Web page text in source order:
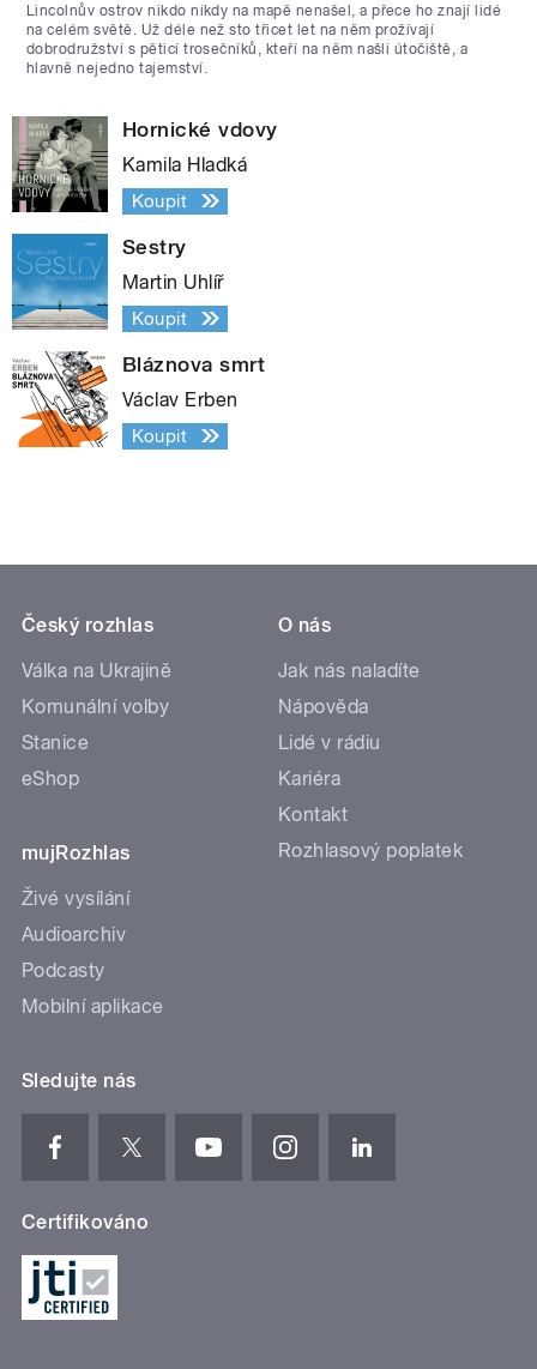
Lincolnův ostrov nikdo nikdy na mapě nenašel, a přece ho znají lidé
na celém světě. Už déle než sto třicet let na něm prožívají
dobrodružství s pěticí trosečníků, kteří na něm našli útočiště, a
hlavně nejedno tajemství.
Hornické vdovy
Kamila Hladká
Koupit
Sestry
Martin Uhlíř
Koupit
Bláznova smrt
Václav Erben
Koupit
Český rozhlas
Válka na Ukrajině
Komunální volby
Stanice
eShop
mujRozhlas
Živé vysílání
Audioarchiv
Podcasty
Mobilní aplikace
O nás
Jak nás naladíte
Nápověda
Lidé v rádiu
Kariéra
Kontakt
Rozhlasový poplatek
Sledujte nás
Certifikováno